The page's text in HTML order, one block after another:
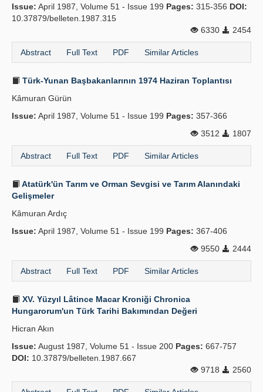
Guidelines
Contact Us
Issue: April 1987, Volume 51 - Issue 199 Pages: 315-356 DOI:
10.37879/belleten.1987.315
6330
2454
Abstract Full Text PDF Similar Articles
Türk-Yunan Başbakanlarının 1974 Haziran Toplantısı
Kâmuran Gürün
Issue: April 1987, Volume 51 - Issue 199 Pages: 357-366
3512
1807
Abstract Full Text PDF Similar Articles
Atatürk'ün Tarım ve Orman Sevgisi ve Tarım Alanındaki
Gelişmeler
Kâmuran Ardıç
Issue: April 1987, Volume 51 - Issue 199 Pages: 367-406
9550
2444
Abstract Full Text PDF Similar Articles
XV. Yüzyıl Lâtince Macar Kroniği Chronica
Hungarorum'un Türk Tarihi Bakımından Değeri
Hicran Akın
Issue: August 1987, Volume 51 - Issue 200 Pages: 667-757
DOI: 10.37879/belleten.1987.667
9718
2560